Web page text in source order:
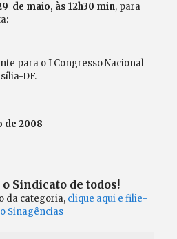
de maio, às 12h30 min, para
para o I Congresso Nacional
DF.
de 2008
Sindicato de todos!
da categoria, clique aqui e filie-
Sinagências